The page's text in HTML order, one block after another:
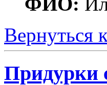
Вернуться
Придурки